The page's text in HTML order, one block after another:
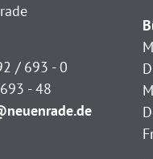
/ 693 - 0
- 48